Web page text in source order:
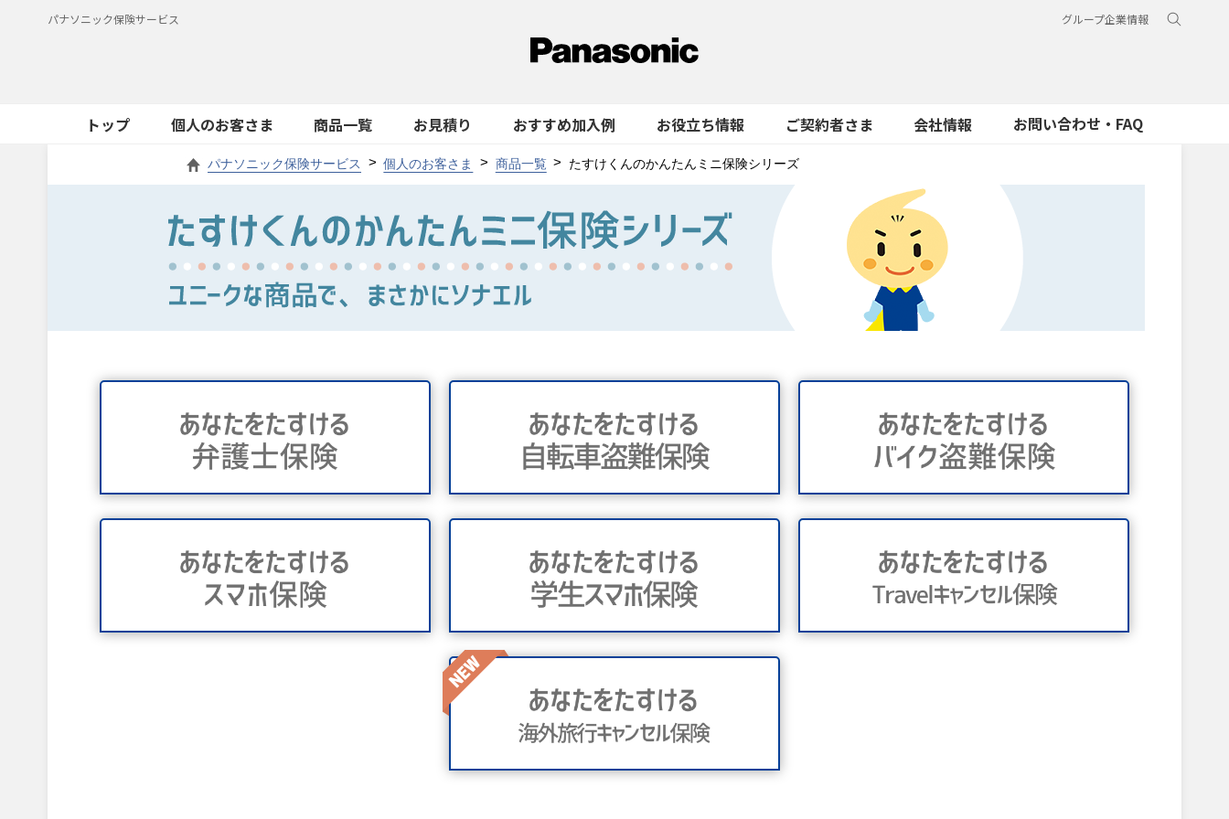
パナソニック保険サービス グループ企業情報
トップ 個人のお客さま 商品一覧 お見積り おすすめ加入例 お役立ち情報 ご契約者さま 会社情報 お問い合わせ・FAQ
パナソニック保険サービス 個人のお客さま 商品一覧 たすけくんのかんたんミニ保険シリーズ